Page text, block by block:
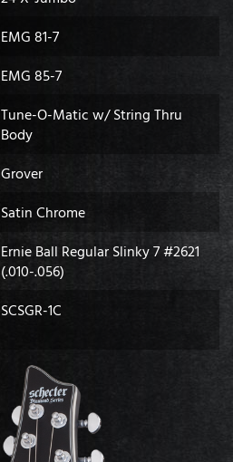
EMG 81-7
EMG 85-7
Tune-O-Matic w/ String Thru
Body
Grover
Satin Chrome
Ernie Ball Regular Slinky 7 #2621
(.010-.056)
SCSGR-1C